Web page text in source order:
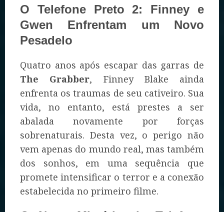
O Telefone Preto 2: Finney e
Gwen Enfrentam um Novo
Pesadelo
Quatro anos após escapar das garras de
The Grabber, Finney Blake ainda
enfrenta os traumas de seu cativeiro. Sua
vida, no entanto, está prestes a ser
abalada novamente por forças
sobrenaturais. Desta vez, o perigo não
vem apenas do mundo real, mas também
dos sonhos, em uma sequência que
promete intensificar o terror e a conexão
estabelecida no primeiro filme.